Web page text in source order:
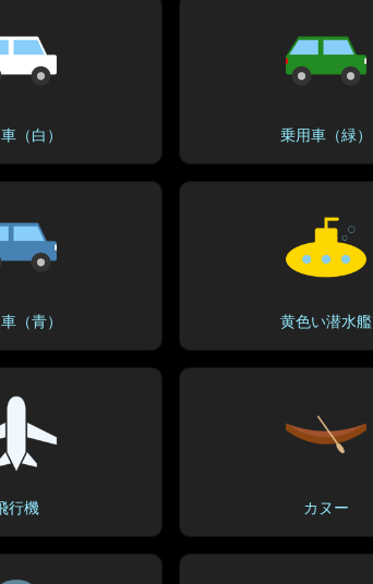
（白） 乗用車（緑）
（青） 黄色い潜水艦
行機 カヌー